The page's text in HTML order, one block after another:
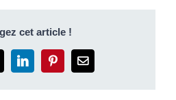
cet article !
LinkedInPinterestEmail